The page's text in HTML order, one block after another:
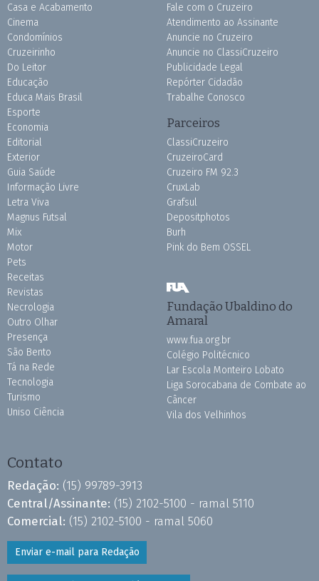
Casa e Acabamento
Cinema
Condomínios
Cruzeirinho
Do Leitor
Educação
Educa Mais Brasil
Esporte
Economia
Editorial
Exterior
Guia Saúde
Informação Livre
Letra Viva
Magnus Futsal
Mix
Motor
Pets
Receitas
Revistas
Necrologia
Outro Olhar
Presença
São Bento
Tá na Rede
Tecnologia
Turismo
Uniso Ciência
Fale com o Cruzeiro
Atendimento ao Assinante
Anuncie no Cruzeiro
Anuncie no ClassiCruzeiro
Publicidade Legal
Repórter Cidadão
Trabalhe Conosco
Parceiros
ClassiCruzeiro
CruzeiroCard
Cruzeiro FM 92.3
CruxLab
Grafsul
Depositphotos
Burh
Pink do Bem OSSEL
Fundação Ubaldino do
Amaral
www.fua.org.br
Colégio Politécnico
Lar Escola Monteiro Lobato
Liga Sorocabana de Combate ao
Câncer
Vila dos Velhinhos
Contato
Redação: (15) 99789-3913
Central/Assinante: (15) 2102-5100 - ramal 5110
Comercial: (15) 2102-5100 - ramal 5060
Enviar e-mail para Redação